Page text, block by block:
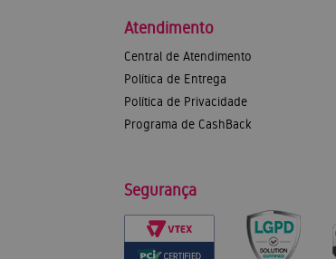
Atendimento
Central de Atendimento
Política de Entrega
Política de Privacidade
Programa de CashBack
Segurança